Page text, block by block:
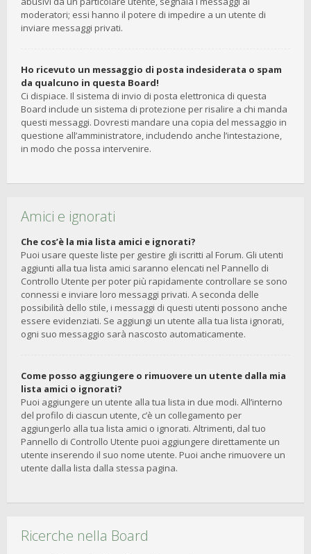
moderatori; essi hanno il potere di impedire a un utente di
inviare messaggi privati​​.
Ho ricevuto un messaggio di posta indesiderata o spam
da qualcuno in questa Board!
Ci dispiace. Il sistema di invio di posta elettronica di questa
Board include un sistema di protezione per risalire a chi manda
questi messaggi. Dovresti mandare una copia del messaggio in
questione all’amministratore, includendo anche l’intestazione,
in modo che possa intervenire.
Amici e ignorati
Che cos’è la mia lista amici e ignorati?
Puoi usare queste liste per gestire gli iscritti al Forum. Gli utenti
aggiunti alla tua lista amici saranno elencati nel Pannello di
Controllo Utente per poter più rapidamente controllare se sono
connessi e inviare loro messaggi privati. A seconda delle
possibilità dello stile, i messaggi di questi utenti possono anche
essere evidenziati. Se aggiungi un utente alla tua lista ignorati,
ogni suo messaggio sarà nascosto automaticamente.
Come posso aggiungere o rimuovere un utente dalla mia
lista amici o ignorati?
Puoi aggiungere un utente alla tua lista in due modi. All’interno
del profilo di ciascun utente, c’è un collegamento per
aggiungerlo alla tua lista amici o ignorati. Altrimenti, dal tuo
Pannello di Controllo Utente puoi aggiungere direttamente un
utente inserendo il suo nome utente. Puoi anche rimuovere un
utente dalla lista dalla stessa pagina.
Ricerche nella Board